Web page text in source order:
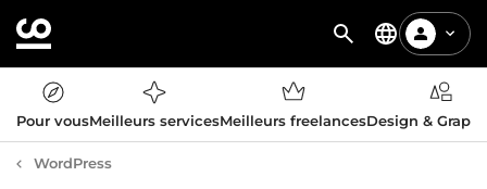
Pour vousMeilleurs servicesMeilleurs freelancesDesign &
WordPress